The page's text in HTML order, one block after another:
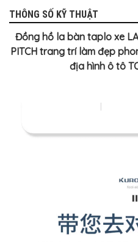
THÔNG SỐ KỸ THUẬT
Đồng hồ la bàn taplo xe
PITCH trang trí làm đẹp
địa hình ô tô